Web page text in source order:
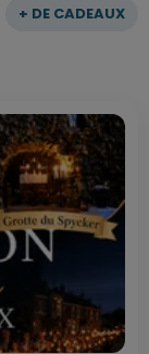
+ DE CADEAUX